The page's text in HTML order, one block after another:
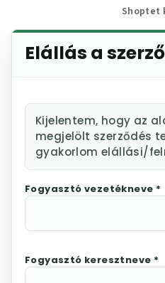
Shoptet
Elállás a
Kijelentem, hogy az
megjelölt szerződés
gyakorlom elállási/
Fogyasztó vezetékneve *
Fogyasztó keresztneve *